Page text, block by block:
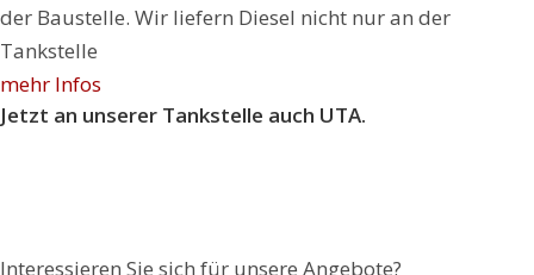
der Baustelle. Wir liefern Diesel nicht nur an der
Tankstelle
mehr Infos
Jetzt an unserer Tankstelle auch UTA.
Interessieren Sie sich für unsere Angebote?